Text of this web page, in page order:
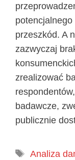
przeszkód. A
zazwyczaj
zrealizować
badawcze,
publicznie
Tagi
Analiza